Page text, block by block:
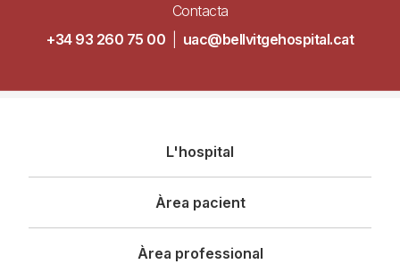
Contacta
+34 93 260 75 00
uac@bellvitgehospital.cat
principal
L'hospital
Àrea pacient
Àrea professional